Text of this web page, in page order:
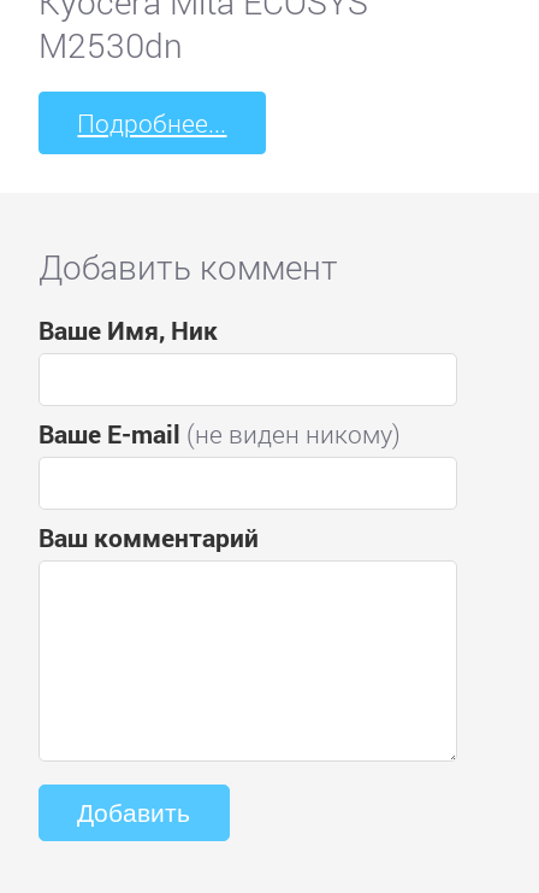
M2530dn
Подробнее...
Добавить коммент
Ваше Имя, Ник
Ваше E-mail (не виден никому)
Ваш комментарий